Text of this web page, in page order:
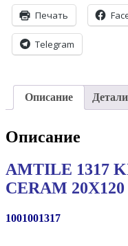
Печать
Telegram
Описание Детали
Описание
AMTILE 1317
CERAM 20X120
1001001317